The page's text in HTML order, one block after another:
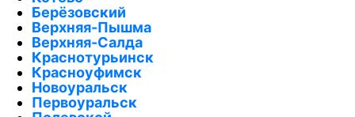
Берёзовский
Верхняя-Пышма
Верхняя-Салда
Краснотурьинск
Красноуфимск
Новоуральск
Первоуральск